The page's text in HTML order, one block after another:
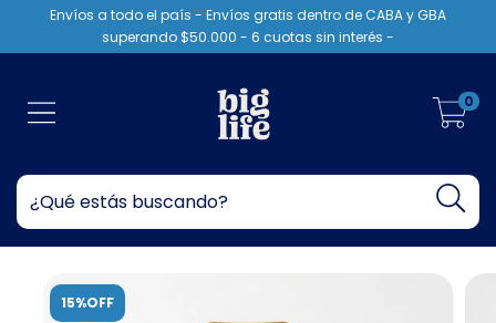
Envíos a todo el país - Envíos gratis dentro de CABA y GBA
superando $50.000 - 6 cuotas sin interés -
0
15%OFF